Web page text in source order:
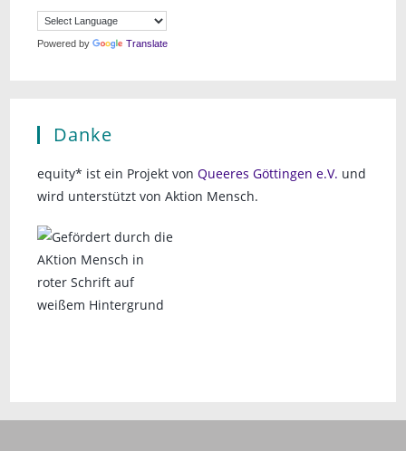
Powered by Translate
Danke
equity* ist ein Projekt vonQueeres Göttingen e.V. und
wird unterstützt von Aktion Mensch.